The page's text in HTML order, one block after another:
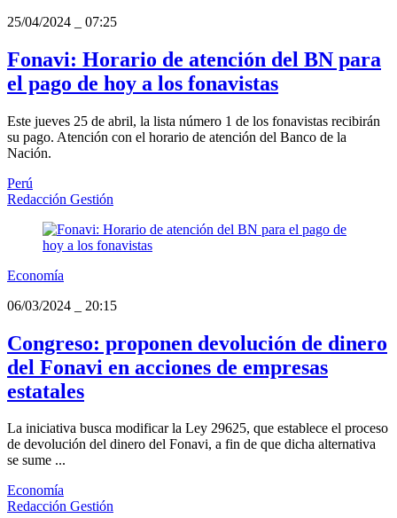
25/04/2024
07:25
Fonavi: Horario de atención del BN para
el pago de hoy a los fonavistas
Este jueves 25 de abril, la lista número 1 de los fonavistas recibirán
su pago. Atención con el horario de atención del Banco de la
Nación.
Perú
Redacción Gestión
Economía
06/03/2024
20:15
Congreso: proponen devolución de dinero
del Fonavi en acciones de empresas
estatales
La iniciativa busca modificar la Ley 29625, que establece el proceso
de devolución del dinero del Fonavi, a fin de que dicha alternativa
se sume ...
Economía
Redacción Gestión